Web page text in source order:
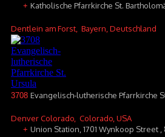
+ Katholische Pfarrkirche St.
Dentlein am Forst , Bayern, Deutschland
3708 Evangelisch-lutherische Pfarrkirche
Denver Colorado , Colorado, USA
+ Union Station, 1701 Wynkoop Street